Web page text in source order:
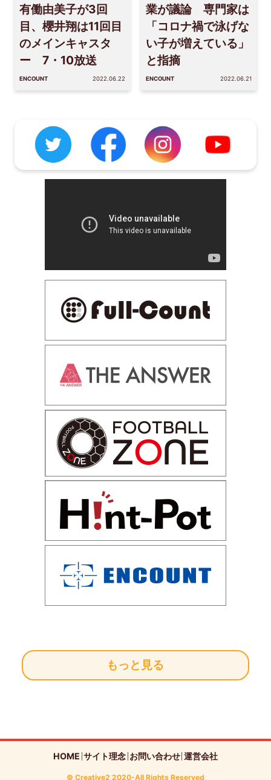
有働由美子が3回
目、櫻井翔は11回目
のメインキャスタ
ー 7・10放送
ENCOUNT 2022.06.22
業が議論 専門家は
「コロナ禍で泳げな
い子が増えている」
と指摘
ENCOUNT 2022.06.21
もっと見る
HOME サイト理念 お問い合わせ 運営会社
© Creative2 2020-All Rights Reserved